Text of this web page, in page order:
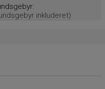
inkluderet)